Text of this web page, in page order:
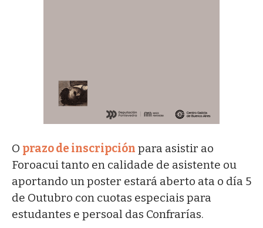
O prazo de inscripción para asistir ao
Foroacui tanto en calidade de asistente ou
aportando un poster estará aberto ata o día 5
de Outubro con cuotas especiais para
estudantes e persoal das Confrarías.